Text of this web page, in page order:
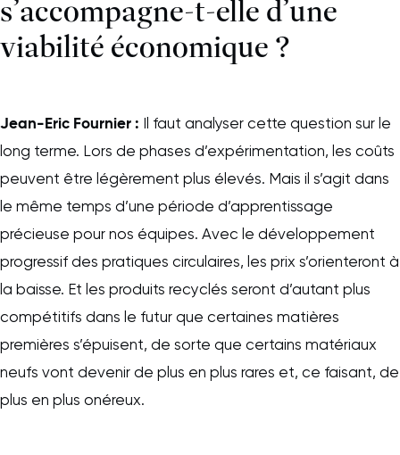
s’accompagne-t-elle d’une
viabilité économique ?
Jean-Eric Fournier : Il faut analyser cette question sur le
long terme. Lors de phases d’expérimentation, les coûts
peuvent être légèrement plus élevés. Mais il s’agit dans
le même temps d’une période d’apprentissage
précieuse pour nos équipes. Avec le développement
progressif des pratiques circulaires, les prix s’orienteront à
la baisse. Et les produits recyclés seront d’autant plus
compétitifs dans le futur que certaines matières
premières s’épuisent, de sorte que certains matériaux
neufs vont devenir de plus en plus rares et, ce faisant, de
plus en plus onéreux.